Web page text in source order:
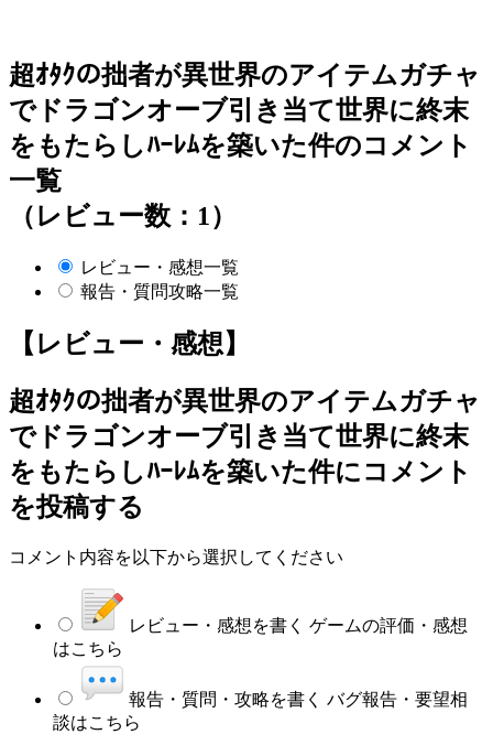
超ｵﾀｸの拙者が異世界のアイテムガチャ
でドラゴンオーブ引き当て世界に終末
をもたらしﾊｰﾚﾑを築いた件のコメント
一覧
（レビュー数：1）
レビュー・感想一覧
報告・質問攻略一覧
【レビュー・感想】
超ｵﾀｸの拙者が異世界のアイテムガチャ
でドラゴンオーブ引き当て世界に終末
をもたらしﾊｰﾚﾑを築いた件にコメント
を投稿する
コメント内容を以下から選択してください
レビュー・感想を書く ゲームの評価・感想
はこちら
報告・質問・攻略を書く バグ報告・要望相
談はこちら